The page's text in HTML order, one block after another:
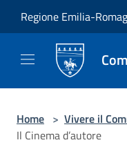
Regione Emilia-
Home > Vivere il
Il Cinema d’autore